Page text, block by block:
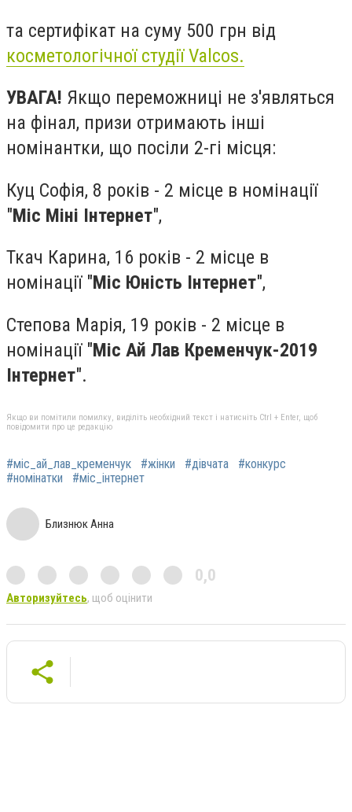
та сертифікат на суму 500 грн від
косметологічної студії Valcos.
УВАГА! Якщо переможниці не з'являться
на фінал, призи отримають інші
номінантки, що посіли 2-гі місця:
Куц Софія, 8 років - 2 місце в номінації
"Міс Міні Інтернет",
Ткач Карина, 16 років - 2 місце в
номінації "Міс Юність Інтернет",
Степова Марія, 19 років - 2 місце в
номінації "Міс Ай Лав Кременчук-2019
Інтернет".
Якщо ви помітили помилку, виділіть необхідний текст і натисніть Ctrl + Enter, щоб
повідомити про це редакцію
#міс_ай_лав_кременчук #жінки #дівчата
#конкурс
#номінатки
#міс_інтернет
Близнюк Анна
0,0
Авторизуйтесь, щоб оцінити